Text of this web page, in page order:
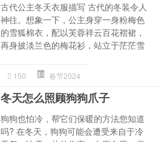
古代公主冬天衣服描写 古代的冬装令人
神往。想象一下，公主身穿一身粉梅色
的雪狐棉衣，配以芙蓉祥云百花褶裙，
再身披淡兰色的梅花衫，站立于茫茫雪
150 春节2024
冬天怎么照顾狗狗爪子
狗狗也怕冷，帮它们保暖的方法您知道
吗? 在冬天，狗狗可能会遭受来自于冷